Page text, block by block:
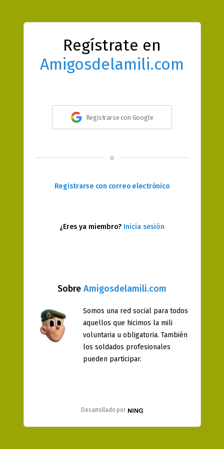
Regístrate en
Amigosdelamili.com
Sobre Amigosdelamili.com
Somos una red social para todos
aquellos que hicimos la mili
voluntaria u obligatoria. También
los soldados profesionales
pueden participar.
Desarrollado por
Registrarse con Google
o
Registrarse con correo electrónico
¿Eres ya miembro? Inicia sesión